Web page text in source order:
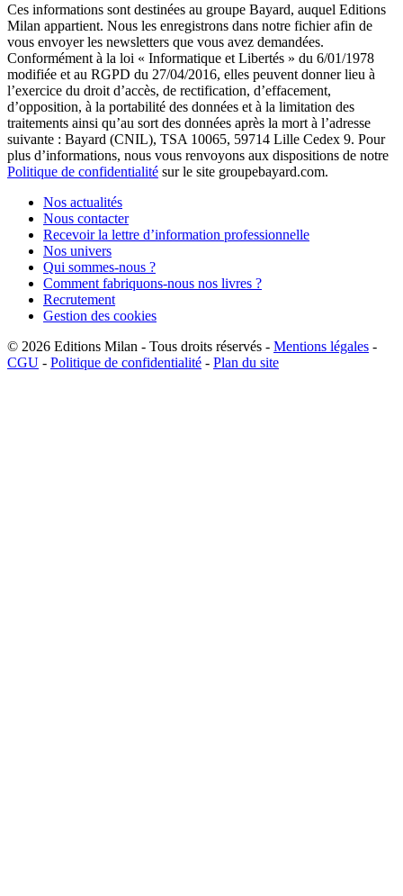
Ces informations sont destinées au groupe Bayard, auquel Editions
Milan appartient. Nous les enregistrons dans notre fichier afin de
vous envoyer les newsletters que vous avez demandées.
Conformément à la loi « Informatique et Libertés » du 6/01/1978
modifiée et au RGPD du 27/04/2016, elles peuvent donner lieu à
l’exercice du droit d’accès, de rectification, d’effacement,
d’opposition, à la portabilité des données et à la limitation des
traitements ainsi qu’au sort des données après la mort à l’adresse
suivante : Bayard (CNIL), TSA 10065, 59714 Lille Cedex 9. Pour
plus d’informations, nous vous renvoyons aux dispositions de notre
Politique de confidentialité sur le site groupebayard.com.
Nos actualités
Nous contacter
Recevoir la lettre d’information professionnelle
Nos univers
Qui sommes-nous ?
Comment fabriquons-nous nos livres ?
Recrutement
Gestion des cookies
© 2026 Editions Milan - Tous droits réservés - Mentions légales -
CGU - Politique de confidentialité - Plan du site